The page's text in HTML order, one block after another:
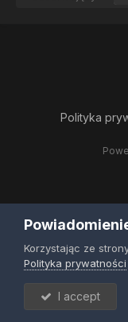
Polityka
Korzystając ze
Polityka prywatności
I accept